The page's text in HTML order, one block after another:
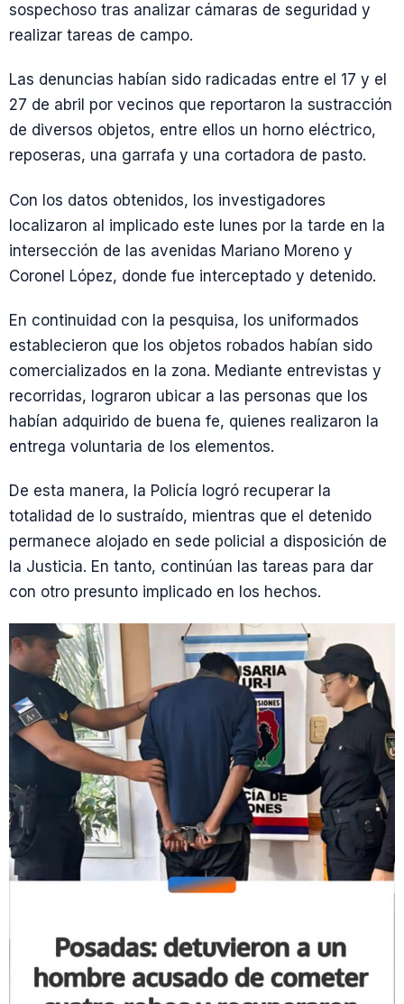
sospechoso tras analizar cámaras de seguridad y
realizar tareas de campo.
Las denuncias habían sido radicadas entre el 17 y el
27 de abril por vecinos que reportaron la sustracción
de diversos objetos, entre ellos un horno eléctrico,
reposeras, una garrafa y una cortadora de pasto.
Con los datos obtenidos, los investigadores
localizaron al implicado este lunes por la tarde en la
intersección de las avenidas Mariano Moreno y
Coronel López, donde fue interceptado y detenido.
En continuidad con la pesquisa, los uniformados
establecieron que los objetos robados habían sido
comercializados en la zona. Mediante entrevistas y
recorridas, lograron ubicar a las personas que los
habían adquirido de buena fe, quienes realizaron la
entrega voluntaria de los elementos.
De esta manera, la Policía logró recuperar la
totalidad de lo sustraído, mientras que el detenido
permanece alojado en sede policial a disposición de
la Justicia. En tanto, continúan las tareas para dar
con otro presunto implicado en los hechos.